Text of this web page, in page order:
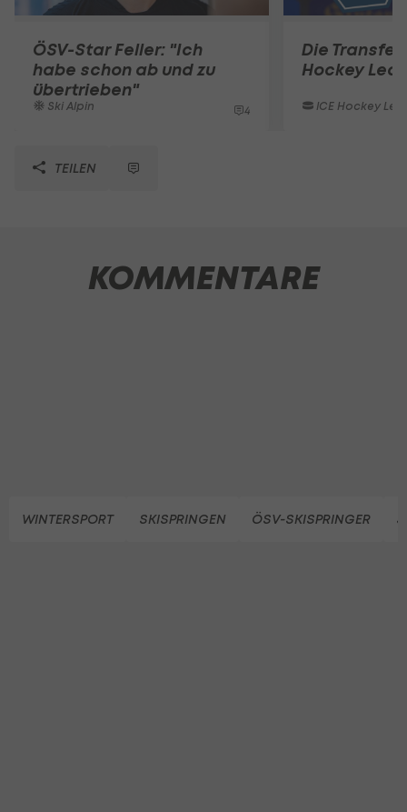
ÖSV-Star Feller: "Ich
habe schon ab und zu
übertrieben"
Ski Alpin 4
Die
Hockey
ICE Hockey
TEILEN
KOMMENTARE
WINTERSPORT SKISPRINGEN ÖSV-SKISPRINGER